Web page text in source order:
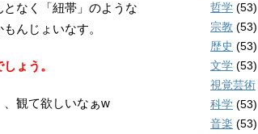
なく「紐帯」のような
んじょいなす。
ょう。
観て欲しいなぁw
哲学 (53)
宗教 (53)
歴史 (53)
文学 (53)
視覚芸術
科学 (53)
音楽 (53)